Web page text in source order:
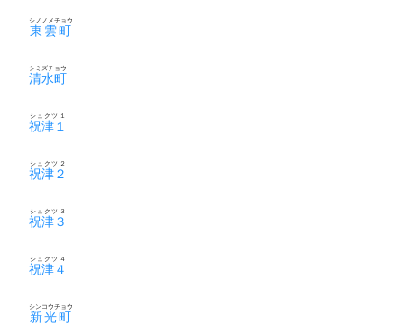
東雲町
シノノメチョウ
清水町
シミズチョウ
祝津１
シュクツ１
祝津２
シュクツ２
祝津３
シュクツ３
祝津４
シュクツ４
新光町
シンコウチョウ